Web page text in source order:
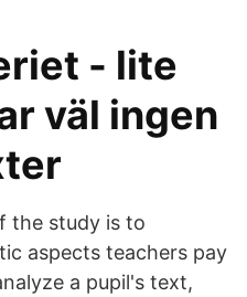
- lite
väl ingen
the study is to
aspects teachers pay
a pupil's text,